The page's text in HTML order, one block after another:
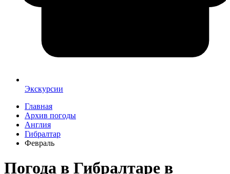
Экскурсии
Главная
Архив погоды
Англия
Гибралтар
Февраль
Погода в Гибралтаре в